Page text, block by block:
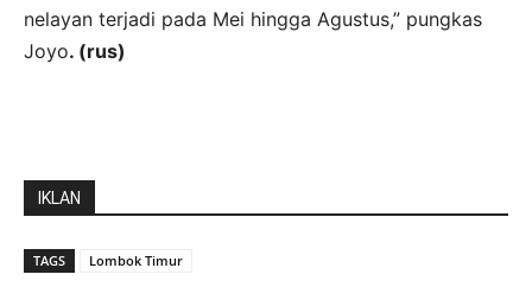
nelayan terjadi pada Mei hingga Agustus,” pungkas
Joyo. (rus)
IKLAN
TAGS Lombok Timur